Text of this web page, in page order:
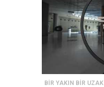
BİR YAKIN BİR UZAK